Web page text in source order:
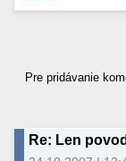
Pre pridávanie
Re: Len